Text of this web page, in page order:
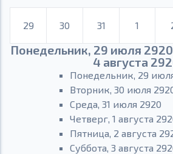
29 30 31 1
Понедельник, 29 июля
4 августа
Понедельник, 29
Вторник, 30 июля
Среда, 31 июля 2920
Четверг, 1 августа
Пятница, 2 августа
Суббота, 3 августа